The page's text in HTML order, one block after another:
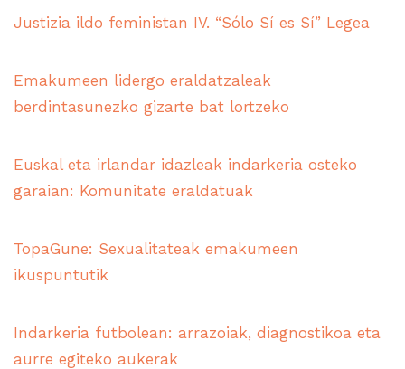
Justizia ildo feministan IV. “Sólo Sí es Sí” Legea
Emakumeen lidergo eraldatzaleak
berdintasunezko gizarte bat lortzeko
Euskal eta irlandar idazleak indarkeria osteko
garaian: Komunitate eraldatuak
TopaGune: Sexualitateak emakumeen
ikuspuntutik
Indarkeria futbolean: arrazoiak, diagnostikoa eta
aurre egiteko aukerak